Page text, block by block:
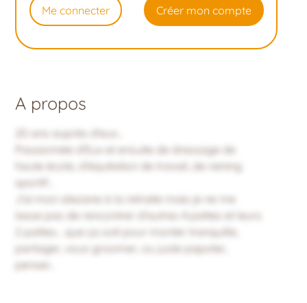
Me connecter Créer mon compte
A propos
20 ans auprès d'eux...
Passionnée d'Eux et ensuite de dressage de
haute école, d'équitation de travail, de reining
sportif...
J'ai mon alezane à la retraite mais je ne me
lasse pas de rencontrer d'autres 4 pattes et leurs
2 pattes... que ça soit pour monter tranquille,
partager, vous groomer, ou juste papoter,
penser...